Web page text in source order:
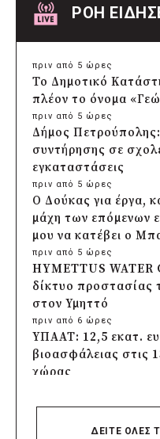
ΡΟΗ
πριν από 5 ώρες
Το Δημοτικό
πλέον το όνομα
πριν από 5 ώρες
Δήμος
συντήρησης σε
εγκαταστάσεις
πριν από 5 ώρες
Ο Δούκας για έργα,
μάχη των επόμενων
μου να κατέβει ο
πριν από 5 ώρες
HYMETTUS WATER
δίκτυο προστασίας
στον Υμηττό
πριν από 6 ώρες
ΥΠΑΑΤ: 12,5 εκατ.
βιοασφάλειας στις
χώρας
Πρέσπεια 2026: Έξι
μουσικής και
ΔΕΙΤΕ ΟΛΕΣ